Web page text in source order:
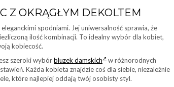
Z OKRĄGŁYM DEKOLTEM
spodniami. Jej uniwersalność sprawia, że
ilość kombinacji. To idealny wybór dla kobiet,
kobiecość.
szeroki wybórbluzek damskich
w różnorodnych
Każda kobieta znajdzie coś dla siebie, niezależnie
które najlepiej oddają twój osobisty styl.